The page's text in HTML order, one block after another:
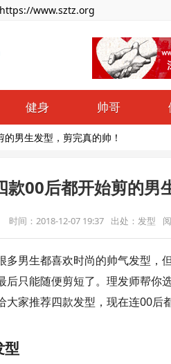
https://www.sztz.org
健身 帅哥
男生发型，剪完真的帅！
款00后都开始剪的男
时间：2018-12-07 19:37 出处：发型
多男生都喜欢时尚的帅气发型，
后只能随便剪短了。理发师帮你
家推荐四款发型，现在连00后
型